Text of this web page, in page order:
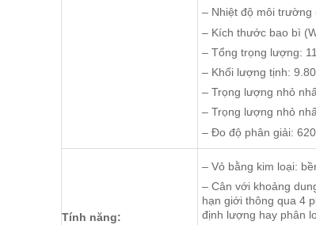
– Nhiệt độ môi trường
– Kích thước bao bì
– Tổng trọng lượng:
– Khối lượng tịnh:
– Trọng lượng nhỏ
– Trọng lượng nhỏ
– Đo độ phân giải:
Tính năng:
– Vỏ bằng kim loại:
– Cân với khoảng
hạn giới thông qua 4
định lượng hay phân